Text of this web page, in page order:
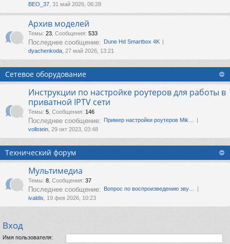
ВЕО_37 , 31 май 2026, 06:28
Архив моделей
Темы: 23 Сообщения: 533
Последнее сообщение: Dune Hd Smartbox 4K
dyachenkoda , 27 май 2026, 13:21
Сетевое оборудование
Инструкции по настройке роутеров для работы в
приватной IPTV сети
Темы: 5 Сообщения: 146
Последнее сообщение: Пример настройки роутеров Mik…
vollstein , 29 окт 2023, 03:48
Технический форум
Мультимедиа
Темы: 8 Сообщения: 37
Последнее сообщение: Вопрос по воспроизведению зву…
ivaldis , 19 фев 2026, 10:23
Вход
Имя пользователя: